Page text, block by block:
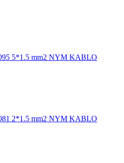
5*1.5 mm2 NYM KABLO
2*1.5 mm2 NYM KABLO